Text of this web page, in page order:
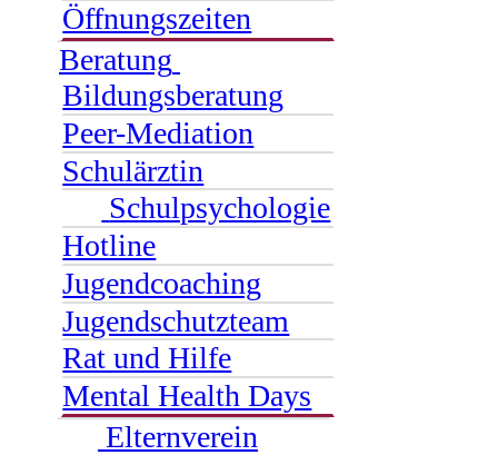
Öffnungszeiten
Beratung
Bildungsberatung
Peer-Mediation
Schulärztin
Schulpsychologie
Hotline
Jugendcoaching
Jugendschutzteam
Rat und Hilfe
Mental Health Days
Elternverein